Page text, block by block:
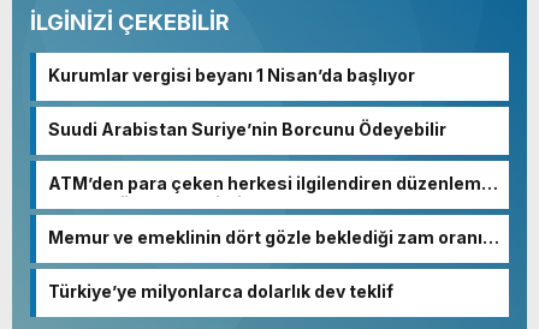
İLGİNİZİ ÇEKEBİLİR
Kurumlar vergisi beyanı 1 Nisan’da başlıyor
Suudi Arabistan Suriye’nin Borcunu Ödeyebilir
ATM’den para çeken herkesi ilgilendiren düzenleme!
Sayılar tümden değişti
Memur ve emeklinin dört gözle beklediği zam oranı
Türkiye’ye milyonlarca dolarlık dev teklif